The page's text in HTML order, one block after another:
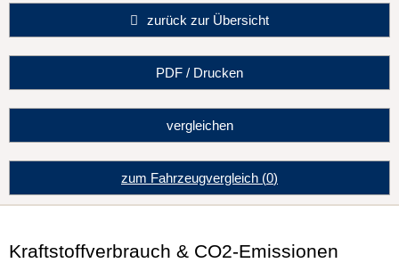
zurück zur Übersicht
PDF / Drucken
vergleichen
zum Fahrzeugvergleich (0)
Kraftstoffverbrauch & CO2-Emissionen